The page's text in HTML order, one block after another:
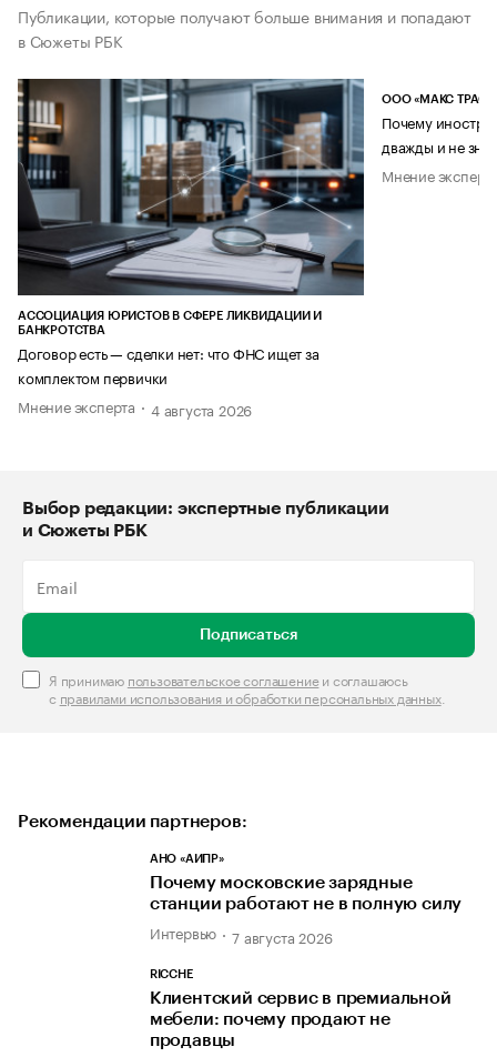
Публикации, которые получают больше внимания и попадают
в Сюжеты РБК
АССОЦИАЦИЯ ЮРИСТОВ В СФЕРЕ ЛИКВИДАЦИИ И
БАНКРОТСТВА
Договор есть — сделки нет: что ФНС ищет за
комплектом первички
Мнение эксперта
4 августа 2026
ООО «МАКС ТРАСТ»
Почему
дважды и не
Мнение
Выбор редакции: экспертные публикации
и Сюжеты РБК
Подписаться
Я принимаю пользовательское соглашениеи соглашаюсь
с правилами использования и обработки персональных данных.
Рекомендации партнеров:
АНО «АИПР»
Почему московские зарядные
станции работают не в полную силу
Интервью 7 августа 2026
RICCHE
Клиентский сервис в премиальной
мебели: почему продают не
продавцы